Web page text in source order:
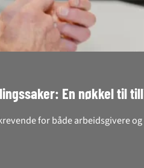
En nøkkel til
for både arbeidsgivere